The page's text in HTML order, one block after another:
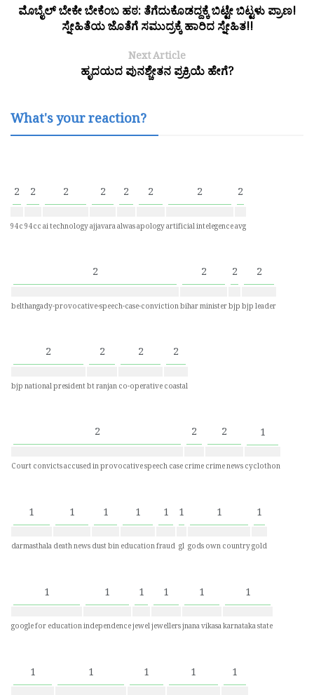
ಮೊಬೈಲ್ ಬೇಕೇ ಬೇಕೆಂಬ ಹಠ: ತೆಗೆದುಕೊಡದ್ದಕ್ಕೆ ಬಿಟ್ಟೇ ಬಿಟ್ಟಳು ಪ್ರಾಣ!
ಸ್ನೇಹಿತೆಯ ಜೊತೆಗೆ ಸಮುದ್ರಕ್ಕೆ ಹಾರಿದ ಸ್ನೇಹಿತ!!
Next Article
ಹೃದಯದ ಪುನಶ್ಚೇತನ ಪ್ರಕ್ರಿಯೆ ಹೇಗೆ?
What's your reaction?
2
94c
2
94cc
2
ai technology
2
ajjavara
2
alwas
2
apology
2
artificial intelegence
2
avg
2
belthangady-provocative-speech-case-conviction
2
bihar minister
2
bjp
2
bjp leader
2
bjp national president
2
bt ranjan
2
co-operative
2
coastal
2
Court convicts accused in provocative speech case
2
crime
2
crime news
1
cyclothon
1
darmasthala
1
death news
1
dust bin
1
education
1
fraud
1
gl
1
gods own country
1
gold
1
google for education
1
independence
1
jewel
1
jewellers
1
jnana vikasa
1
karnataka state
1 1 1 1 1